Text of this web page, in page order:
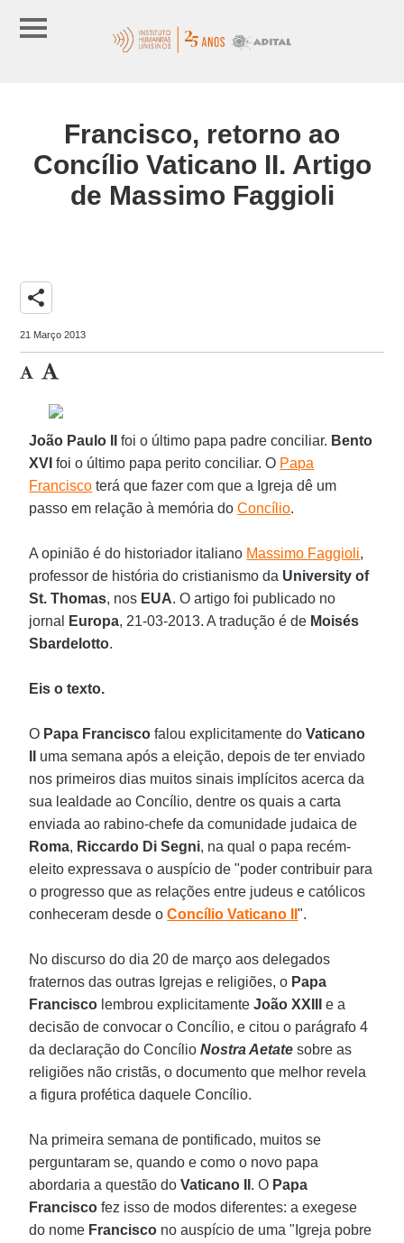
Francisco, retorno ao
Concílio Vaticano II. Artigo
de Massimo Faggioli
share
21 Março 2013
João Paulo IIfoi o último papa padre conciliar. Bento
XVIfoi o último papa perito conciliar. O Papa
Francisco terá que fazer com que a Igreja dê um
passo em relação à memória doConcílio.
A opinião é do historiador italiano Massimo Faggioli,
professor de história do cristianismo da University of
St. Thomas, nos EUA. O artigo foi publicado no
jornal
Europa, 21-03-2013. A tradução é de Moisés
Sbardelotto.
Eis o texto.
O Papa Franciscofalou explicitamente doVaticano
uma semana após a eleição, depois de ter enviado
nos primeiros dias muitos sinais implícitos acerca da
sua lealdade ao Concílio, dentre os quais a carta
enviada ao rabino-chefe da comunidade judaica de
Roma, Riccardo Di Segni, na qual o papa recém-
eleito expressava o auspício de "poder contribuir para
o progresso que as relações entre judeus e católicos
conheceram desde oConcílio Vaticano II".
No discurso do dia 20 de março aos delegados
fraternos das outras Igrejas e religiões, o Papa
Francisco lembrou explicitamenteJoão XXIIIe a
decisão de convocar o Concílio, e citou o parágrafo 4
da declaração do ConcílioNostra Aetatesobre as
religiões não cristãs, o documento que melhor revela
a figura profética daquele Concílio.
Na primeira semana de pontificado, muitos se
perguntaram se, quando e como o novo papa
abordaria a questão doVaticano II . O Papa
Franciscofez isso de modos diferentes: a exegese
do nome Francisco no auspício de uma "Igreja pobre